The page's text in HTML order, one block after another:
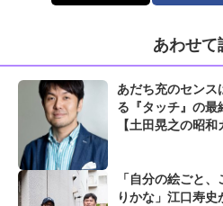
あわせて
あだち充のセンス
る『タッチ』の最
【土田晃之の昭和
「自分の絵ごと
りかな」江口寿